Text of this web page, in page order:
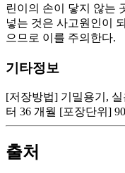
린이의 손이 닿지 않는
넣는 것은 사고원인이
으므로 이를 주의한다.
기타정보
[저장방법] 기밀용기,
터 36 개월 [포장단위]
출처